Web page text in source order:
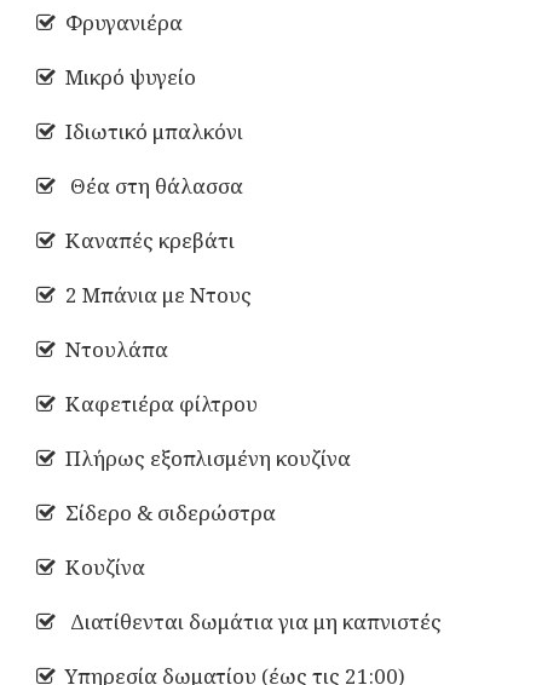
Φρυγανιέρα
Μικρό ψυγείο
Ιδιωτικό μπαλκόνι
Θέα στη θάλασσα
Καναπές κρεβάτι
2 Μπάνια με Ντους
Ντουλάπα
Καφετιέρα φίλτρου
Πλήρως εξοπλισμένη κουζίνα
Σίδερο & σιδερώστρα
Κουζίνα
Διατίθενται δωμάτια για μη καπνιστές
Υπηρεσία δωματίου (έως τις 21:00)